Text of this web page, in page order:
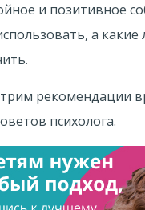
и позитивное
а какие
рекомендации
психолога.